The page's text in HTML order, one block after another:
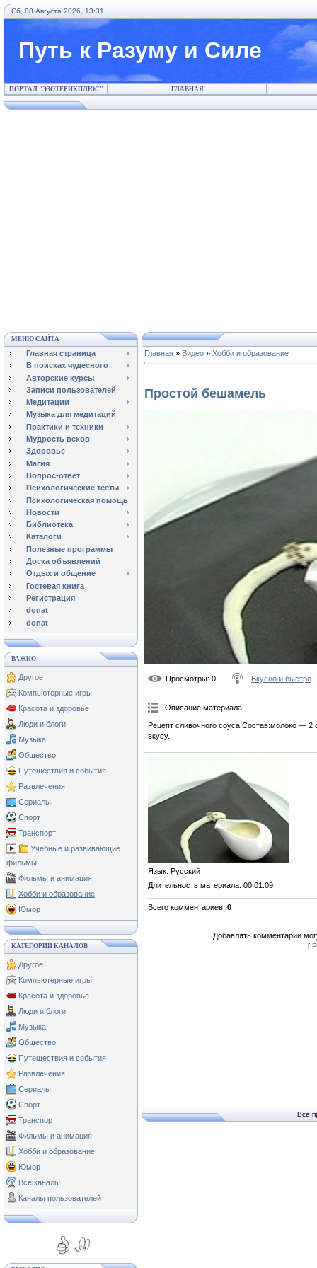
Сб, 08.Августа.2026, 13:31
Путь к Разуму и Силе
ПОРТАЛ "ЭЗОТЕРИКПЛЮС" ГЛАВНАЯ
МЕНЮ САЙТА
Главная страница
В поисках чудесного
Авторские курсы
Записи пользователей
Медитации
Музыка для медитаций
Практики и техники
Мудрость веков
Здоровье
Магия
Вопрос-ответ
Психологические тесты
Психологическая помощь
Новости
Библиотека
Каталоги
Полезные программы
Доска объявлений
Отдых и общение
Гостевая книга
Регистрация
donat
donat
ВАЖНО
Другое
Компьютерные игры
Красота и здоровье
Люди и блоги
Музыка
Общество
Путешествия и события
Развлечения
Сериалы
Спорт
Транспорт
Учебные и развивающие
фильмы
Фильмы и анимация
Хобби и образование
Юмор
КАТЕГОРИИ КАНАЛОВ
Другое
Компьютерные игры
Красота и здоровье
Люди и блоги
Музыка
Общество
Путешествия и события
Развлечения
Сериалы
Спорт
Транспорт
Фильмы и анимация
Хобби и образование
Юмор
Все каналы
Каналы пользователей
Главная » Видео » Хобби и образование
Простой бешамель
Просмотры: 0 Вкусно и быстро
Описание материала:
Рецепт сливочного соуса.Состав:молоко —
вкусу.
Язык: Русский
Длительность материала: 00:01:09
Всего комментариев: 0
Добавлять комментарии
[
Все